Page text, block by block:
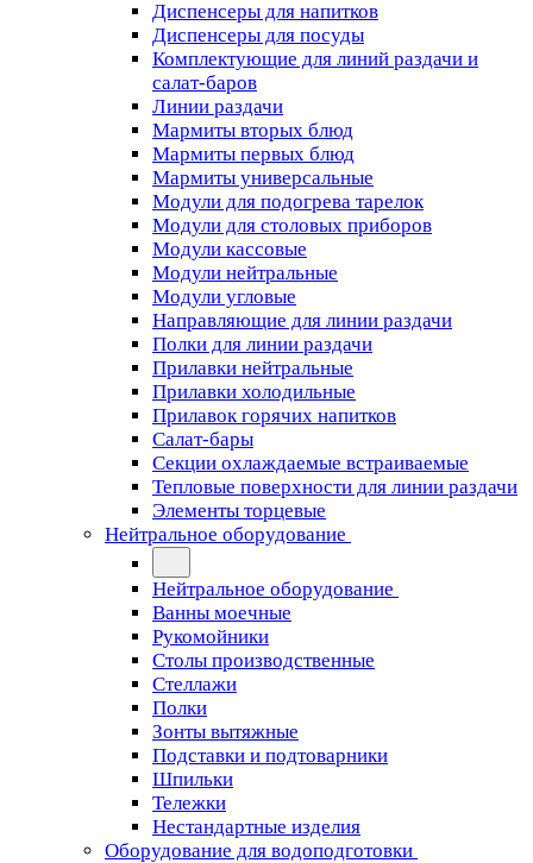
Диспенсеры для напитков
Диспенсеры для посуды
Комплектующие для линий раздачи и
салат-баров
Линии раздачи
Мармиты вторых блюд
Мармиты первых блюд
Мармиты универсальные
Модули для подогрева тарелок
Модули для столовых приборов
Модули кассовые
Модули нейтральные
Модули угловые
Направляющие для линии раздачи
Полки для линии раздачи
Прилавки нейтральные
Прилавки холодильные
Прилавок горячих напитков
Салат-бары
Секции охлаждаемые встраиваемые
Тепловые поверхности для линии раздачи
Элементы торцевые
Нейтральное оборудование
Нейтральное оборудование
Ванны моечные
Рукомойники
Столы производственные
Стеллажи
Полки
Зонты вытяжные
Подставки и подтоварники
Шпильки
Тележки
Нестандартные изделия
Оборудование для водоподготовки